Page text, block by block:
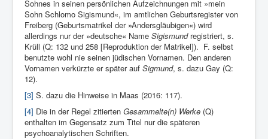
Sohnes in seinen persönlichen Aufzeichnungen mit »mein
Sohn Schlomo Sigismund«, im amtlichen Geburtsregister von
Freiberg (Geburtsmatrikel der »Andersgläubigen«) wird
allerdings nur der »deutsche« Name Sigismundregistriert, s.
Krüll (Q: 132 und 258 [Reproduktion der Matrikel]). F. selbst
benutzte wohl nie seinen jüdischen Vornamen. Den anderen
Vornamen verkürzte er später auf Sigmund, s. dazu Gay (Q:
12).
[3] S. dazu die Hinweise in Maas (2016: 117).
[4] Die in der Regel zitierten Gesammelte(n) Werke (Q)
enthalten im Gegensatz zum Titel nur die späteren
psychoanalytischen Schriften.